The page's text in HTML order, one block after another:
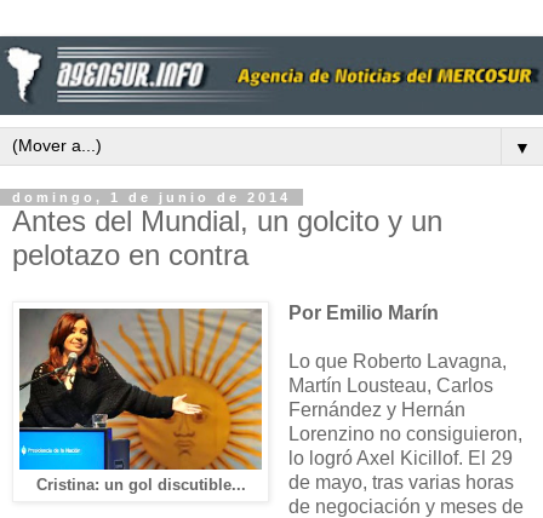
▼
domingo, 1 de junio de 2014
Antes del Mundial, un golcito y un
pelotazo en contra
Cristina: un gol discutible...
Por Emilio Marín
Lo que Roberto Lavagna,
Martín Lousteau, Carlos
Fernández y Hernán
Lorenzino no consiguieron,
lo logró Axel Kicillof. El 29
de mayo, tras varias horas
de negociación y meses de